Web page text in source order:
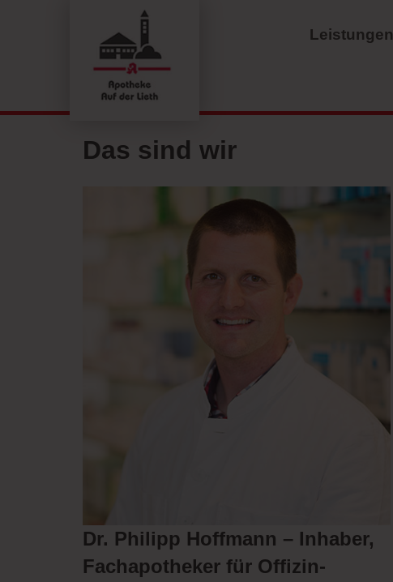
Leistungen
Das sind wir
Dr. Philipp Hoffmann – Inhaber,
Fachapotheker für Offizin-